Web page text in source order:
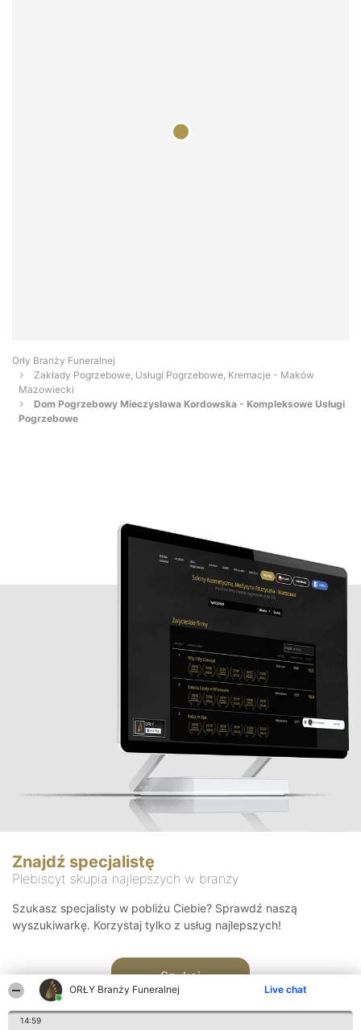
ORŁY Branży Funeralnej Live chat
14:59
Orły Branży Funeralnej
Zakłady Pogrzebowe, Usługi Pogrzebowe, Kremacje - Maków
Mazowiecki
Dom Pogrzebowy Mieczysława Kordowska - Kompleksowe Usługi
Pogrzebowe
Znajdź specjalistę
Plebiscyt skupia najlepszych w branży
Szukasz specjalisty w pobliżu Ciebie? Sprawdź naszą
wyszukiwarkę. Korzystaj tylko z usług najlepszych!
Szukaj